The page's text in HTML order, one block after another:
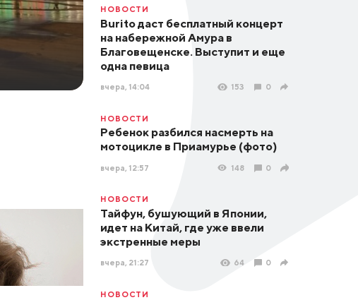
НОВОСТИ
Burito даст бесплатный концерт
на набережной Амура в
Благовещенске. Выступит и еще
одна певица
вчера, 14:04 153 0
НОВОСТИ
Ребенок разбился насмерть на
мотоцикле в Приамурье (фото)
вчера, 12:57 148 0
НОВОСТИ
Тайфун, бушующий в Японии,
идет на Китай, где уже ввели
экстренные меры
вчера, 21:27 64 0
НОВОСТИ